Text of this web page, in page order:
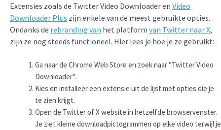
Extensies zoals de Twitter Video Downloader en Video
Downloader Plus zijn enkele van de meest gebruikte opties.
Ondanks de rebranding van het platform van Twitter naar X,
zijn ze nog steeds functioneel. Hier lees je hoe je ze gebruikt:
Ga naar de Chrome Web Store en zoek naar "Twitter Video
Downloader".
Kies en installeer een extensie uit de lijst met opties die je
te zien krijgt.
Open de Twitter of X website in hetzelfde browservenster.
Je ziet kleine downloadpictogrammen op elke video terwijl je